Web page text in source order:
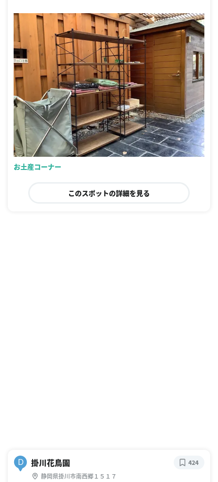
お土産コーナー
このスポットの詳細を見る
D 掛川花鳥園
静岡県掛川市南西郷１５１７
424